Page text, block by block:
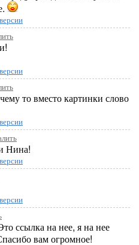
то вместо картинки слово
Нина!
ссылка на нее, я на нее
вам огромное!